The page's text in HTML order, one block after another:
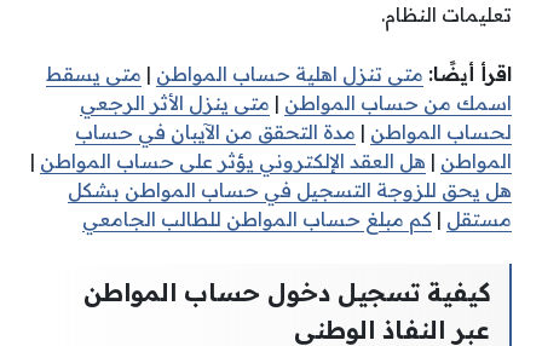
تعليمات النظام.
اقرأ أيضًا: متى تنزل اهلية حساب المواطن | متى يسقط
اسمك من حساب المواطن | متى ينزل الأثر الرجعي
لحساب المواطن | مدة التحقق من الآيبان في حساب
المواطن | هل العقد الإلكتروني يؤثر على حساب المواطن |
هل يحق للزوجة التسجيل في حساب المواطن بشكل
مستقل | كم مبلغ حساب المواطن للطالب الجامعي
كيفية تسجيل دخول حساب المواطن
عبر النفاذ الوطني